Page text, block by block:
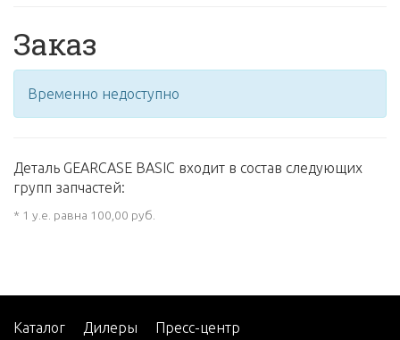
Заказ
Временно недоступно
Деталь GEARCASE BASIC входит в состав следующих
групп запчастей:
* 1 у.е. равна 100,00 руб.
Каталог Дилеры
Пресс-центр